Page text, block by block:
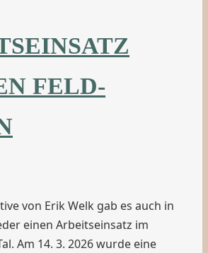
FELD-
von Erik Welk gab es auch in
einen Arbeitseinsatz im
Am 14. 3. 2026 wurde eine